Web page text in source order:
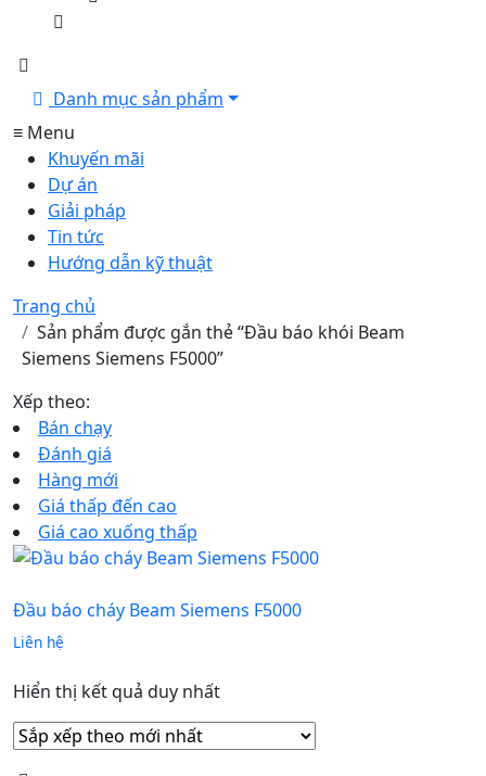
Danh mục sản phẩm
≡ Menu
Khuyến mãi
Dự án
Giải pháp
Tin tức
Hướng dẫn kỹ thuật
Trang chủ
Sản phẩm được gắn thẻ “Đầu báo khói Beam
Siemens Siemens F5000”
Xếp theo:
Bán chạy
Đánh giá
Hàng mới
Giá thấp đến cao
Giá cao xuống thấp
Đầu báo cháy Beam Siemens F5000
Liên hệ
Hiển thị kết quả duy nhất